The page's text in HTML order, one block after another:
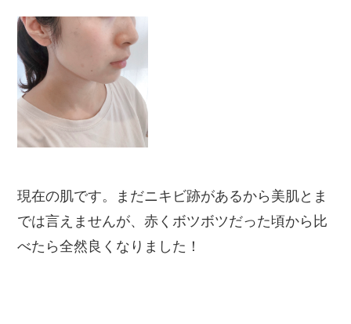
現在の肌です。まだニキビ跡があるから美肌とま
では言えませんが、赤くボツボツだった頃から比
べたら全然良くなりました！